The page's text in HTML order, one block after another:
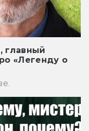
главный
«Легенду о